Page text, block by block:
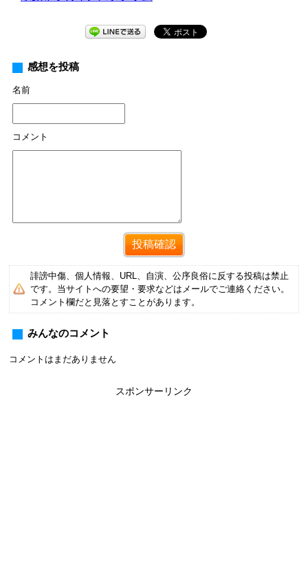
感想を投稿
名前
コメント
誹謗中傷、個人情報、URL、自演、公序良俗に反する投稿は禁止
です。当サイトへの要望・要求などはメールでご連絡ください。
コメント欄だと見落とすことがあります。
みんなのコメント
コメントはまだありません
スポンサーリンク